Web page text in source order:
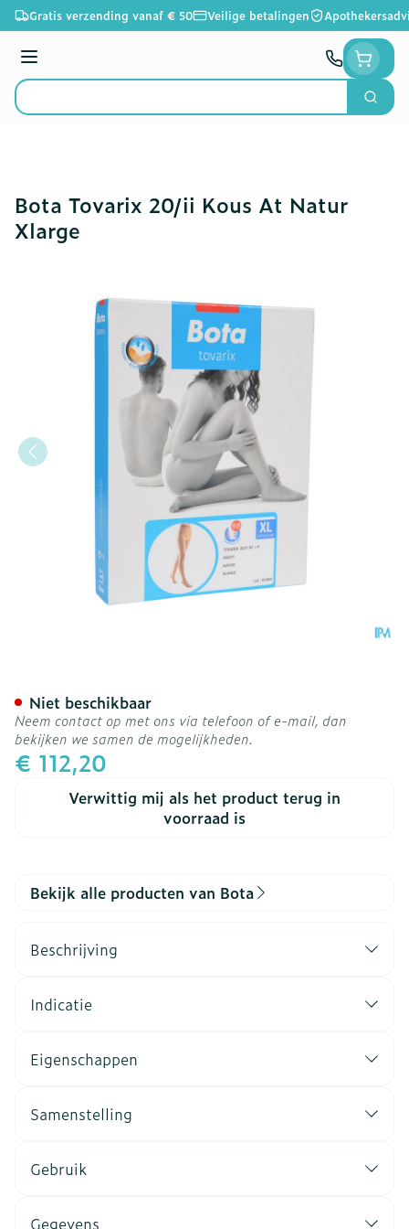
Ga naar de inhoud
Gratis verzending vanaf € 50 Veilige betalingen
Menu
Product, merk, categorie...
Zoek
Bota Tovarix 20/ii Kous At Natur
Xlarge
€ 112,20
Verwittig mij als het product terug in
voorraad is
Niet beschikbaar
Neem contact op met ons via telefoon of e-mail, dan
bekijken we samen de mogelijkheden.
Bekijk alle producten van Bota
Beschrijving
Indicatie
Eigenschappen
Samenstelling
Gebruik
Gegevens